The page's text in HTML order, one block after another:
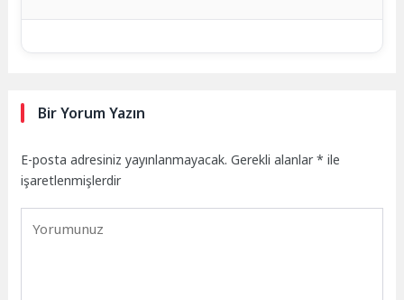
Bir Yorum Yazın
E-posta adresiniz yayınlanmayacak. Gerekli alanlar* ile
işaretlenmişlerdir